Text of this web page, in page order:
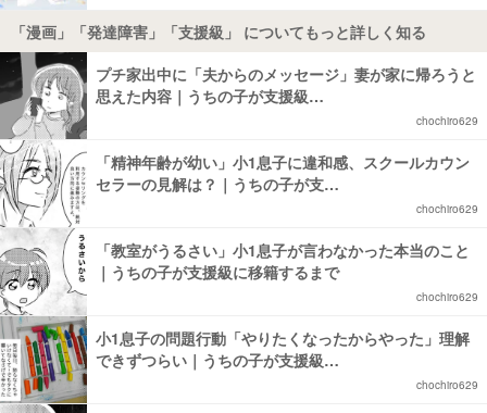
「漫画」「発達障害」「支援級」 についてもっと詳しく知る
プチ家出中に「夫からのメッセージ」妻が家に帰ろうと
思えた内容｜うちの子が支援級…
chochiro629
「精神年齢が幼い」小1息子に違和感、スクールカウン
セラーの見解は？｜うちの子が支…
chochiro629
「教室がうるさい」小1息子が言わなかった本当のこと
｜うちの子が支援級に移籍するまで
chochiro629
小1息子の問題行動「やりたくなったからやった」理解
できずつらい｜うちの子が支援級…
chochiro629